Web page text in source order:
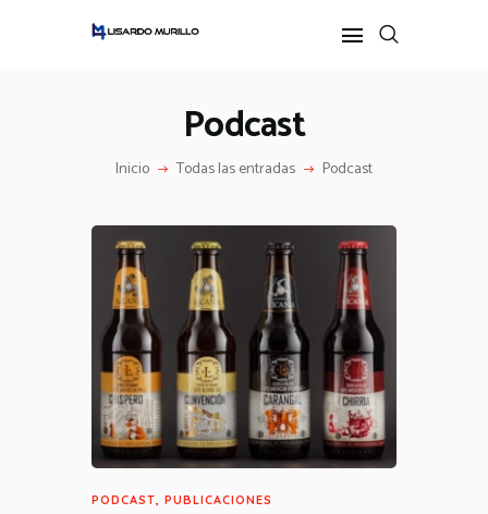
Podcast
Inicio Todas las entradas Podcast
PERFIL
IDEAS
PODCAST
PODCAST, PUBLICACIONES